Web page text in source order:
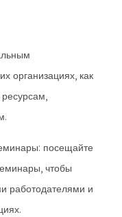
организациях, как
ресурсам,
посещайте
чтобы
работодателями и